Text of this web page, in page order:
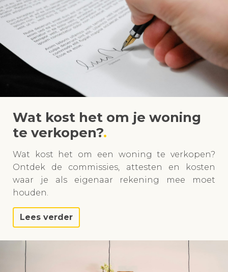
Wat kost het om je woning
te verkopen?
Wat kost het om een woning te verkopen?
Ontdek de commissies, attesten en kosten
waar je als eigenaar rekening mee moet
houden.
Lees verder